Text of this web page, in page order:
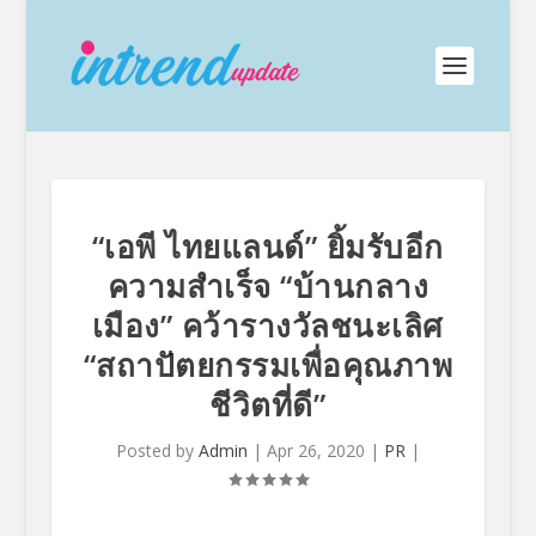
“เอพี ไทยแลนด์” ยิ้มรับอีก
ความสำเร็จ “บ้านกลาง
เมือง” คว้ารางวัลชนะเลิศ
“สถาปัตยกรรมเพื่อคุณภาพ
ชีวิตที่ดี”
Posted by Admin | Apr 26, 2020 | PR|